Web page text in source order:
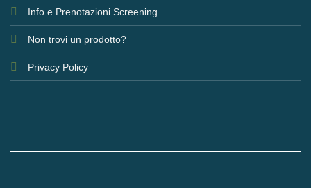
Info e Prenotazioni Screening
Non trovi un prodotto?
Privacy Policy